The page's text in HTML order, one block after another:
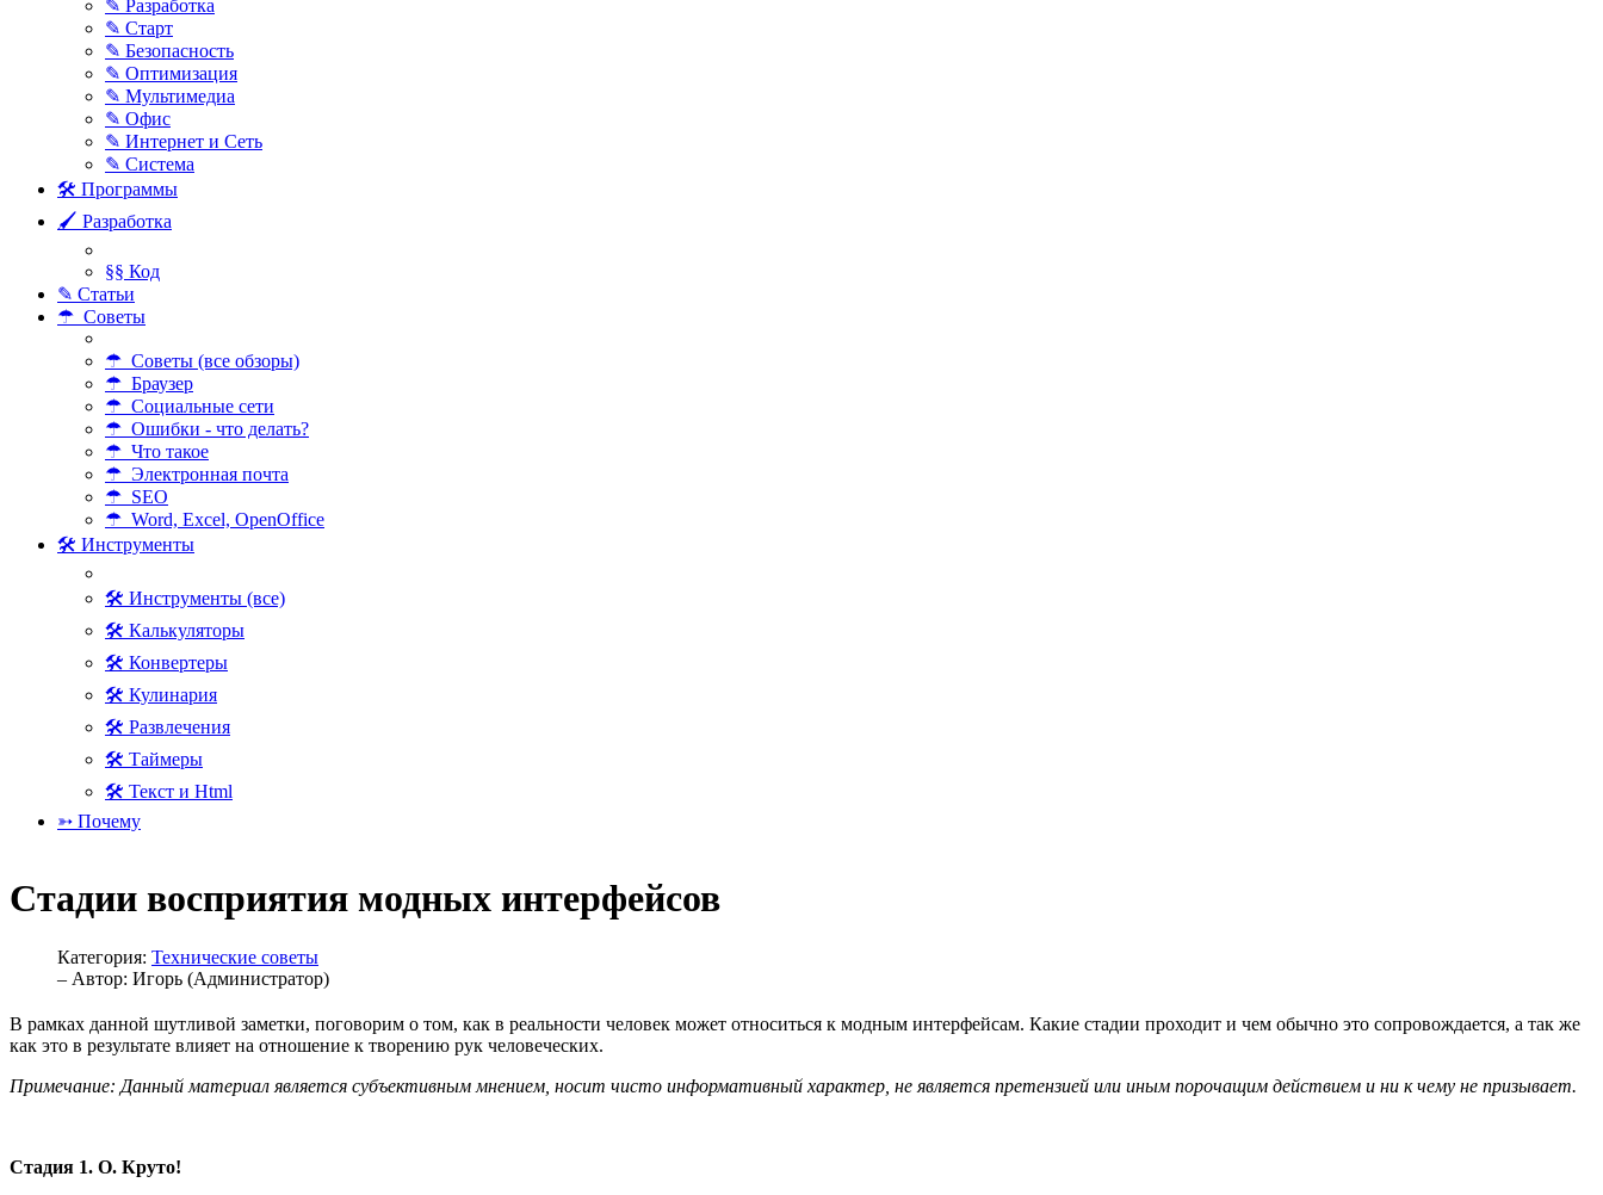
✎ Разработка
✎ Старт
✎ Безопасность
✎ Оптимизация
✎ Мультимедиа
✎ Офис
✎ Интернет и Сеть
✎ Система
🛠 Программы
🖌 Разработка
§§ Код
✎ Статьи
☂ Советы
☂ Советы (все обзоры)
☂ Браузер
☂ Социальные сети
☂ Ошибки - что делать?
☂ Что такое
☂ Электронная почта
☂ SEO
☂ Word, Excel, OpenOffice
🛠 Инструменты
🛠 Инструменты (все)
🛠 Калькуляторы
🛠 Конвертеры
🛠 Кулинария
🛠 Развлечения
🛠 Таймеры
🛠 Текст и Html
➳ Почему
Стадии восприятия модных интерфейсов
Категория: Технические советы
– Автор: Игорь (Администратор)
В рамках данной шутливой заметки, поговорим о том, как в реальности человек может относиться к модным интерфейсам. Какие стадии проходит и чем обычно это сопровождается, а так же
как это в результате влияет на отношение к творению рук человеческих.
Примечание: Данный материал является субъективным мнением, носит чисто информативный характер, не является претензией или иным порочащим действием и ни к чему не призывает.
Стадия 1. О. Круто!